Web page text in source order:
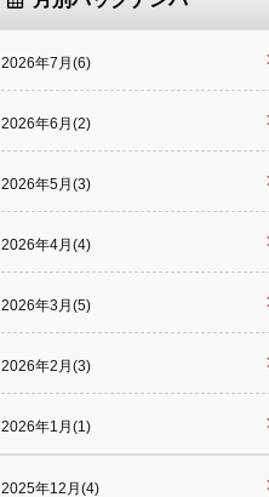
2026年7月(6)
2026年6月(2)
2026年5月(3)
2026年4月(4)
2026年3月(5)
2026年2月(3)
2026年1月(1)
2025年12月(4)